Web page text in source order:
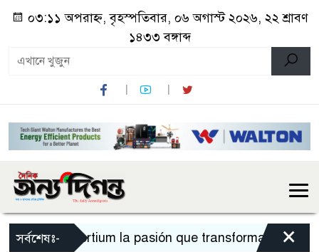
০৩:১১ অপরাহ্ন, বৃহস্পতিবার, ০৬ অগাস্ট ২০২৬, ২২ শ্রাবণ
১৪৩৩ বঙ্গাব্দ
সর্বশেষঃ-Sportium la pasión que transforma cada ×